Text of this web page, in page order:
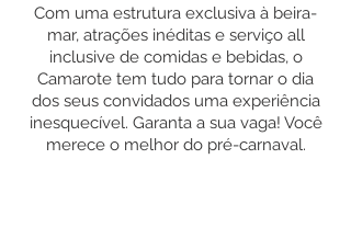
Com uma estrutura exclusiva à beira-
mar, atrações inéditas e serviço all
inclusive de comidas e bebidas, o
Camarote tem tudo para tornar o dia
dos seus convidados uma experiência
inesquecível. Garanta a sua vaga! Você
merece o melhor do pré-carnaval.